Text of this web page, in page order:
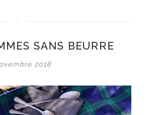
SANS BEURRE
2018